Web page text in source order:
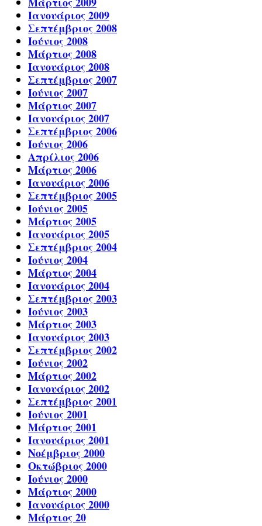
Ιανουάριος 2009
Σεπτέμβριος 2008
Ιούνιος 2008
Μάρτιος 2008
Ιανουάριος 2008
Σεπτέμβριος 2007
Ιούνιος 2007
Μάρτιος 2007
Ιανουάριος 2007
Σεπτέμβριος 2006
Ιούνιος 2006
Απρίλιος 2006
Μάρτιος 2006
Ιανουάριος 2006
Σεπτέμβριος 2005
Ιούνιος 2005
Μάρτιος 2005
Ιανουάριος 2005
Σεπτέμβριος 2004
Ιούνιος 2004
Μάρτιος 2004
Ιανουάριος 2004
Σεπτέμβριος 2003
Ιούνιος 2003
Μάρτιος 2003
Ιανουάριος 2003
Σεπτέμβριος 2002
Ιούνιος 2002
Μάρτιος 2002
Ιανουάριος 2002
Σεπτέμβριος 2001
Ιούνιος 2001
Μάρτιος 2001
Ιανουάριος 2001
Νοέμβριος 2000
Οκτώβριος 2000
Ιούνιος 2000
Μάρτιος 2000
Ιανουάριος 2000
Μάρτιος 20